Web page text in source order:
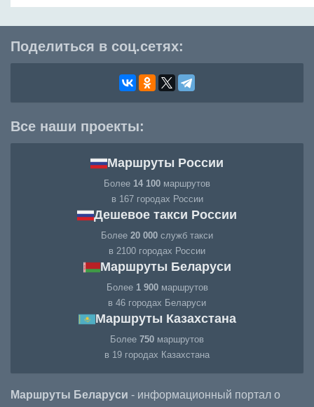
Поделиться в соц.сетях:
Все наши проекты:
Маршруты России
Более 14 100 маршрутов
в 167 городах России
Дешевое такси России
Более 20 000 служб такси
в 2100 городах России
Маршруты Беларуси
Более 1 900маршрутов
в 46 городах Беларуси
Маршруты Казахстана
Более 750 маршрутов
в 19 городах Казахстана
Маршруты Беларуси - информационный портал о